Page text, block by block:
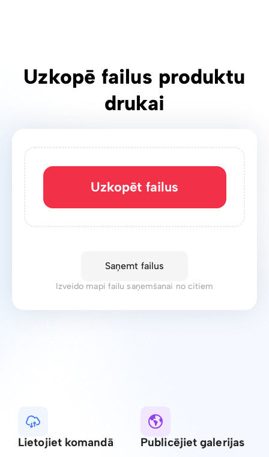
Uzkopē failus produktu
drukai
Uzkopēt failus
Saņemt failus
Izveido mapi failu saņemšanai no citiem
Lietojiet komandā Publicējiet galerijas